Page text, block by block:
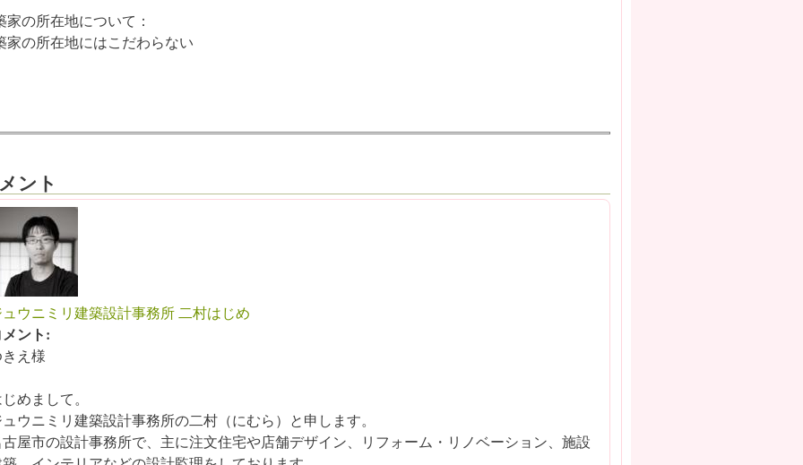
家の所在地について：
家の所在地にはこだわらない
ント
ウニミリ建築設計事務所 二村はじめ
ント:
え様
めまして。
ウニミリ建築設計事務所の二村（にむら）と申します。
屋市の設計事務所で、主に注文住宅や店舗デザイン、リフォーム・リノベーション、施設